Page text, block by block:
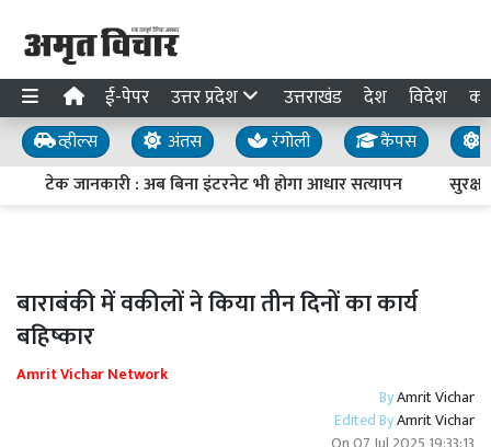
ई-पेपर उत्तर प्रदेश उत्तराखंड देश विदेश
व्हील्स अंतस रंगोली कैंपस
टेक जानकारी : अब बिना इंटरनेट भी होगा आधार सत्यापन
बाराबंकी में वकीलों ने किया तीन दिनों का कार्य
बहिष्कार
Amrit Vichar Network
ByAmrit Vichar
Edited ByAmrit Vichar